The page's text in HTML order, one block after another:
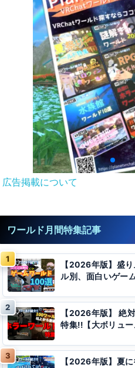
広告掲載について
ワールド月間特集記事
【2026年版】盛
ル別、面白いゲー
【2026年版】 絶
特集!!【大ボリュー
【2026年版】夏